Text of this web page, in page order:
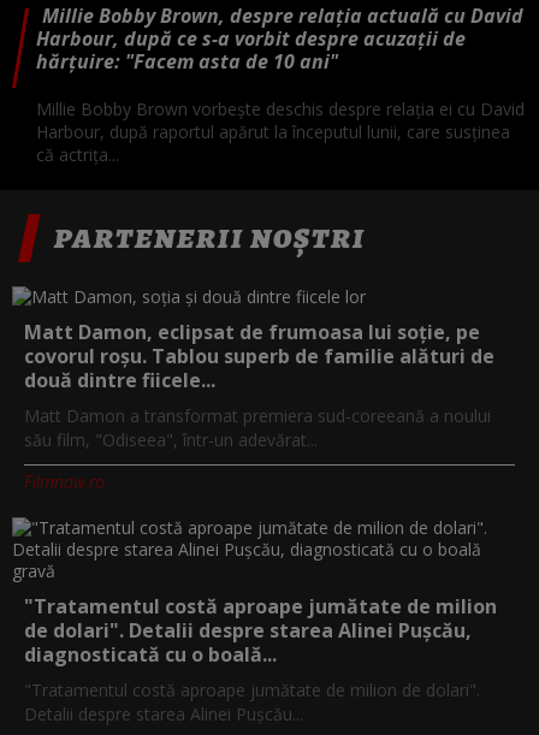
Millie Bobby Brown, despre relația actuală cu David
Harbour, după ce s-a vorbit despre acuzații de
hărțuire: "Facem asta de 10 ani"
Millie Bobby Brown vorbește deschis despre relația ei cu David
Harbour, după raportul apărut la începutul lunii, care susținea
că actrița...
PARTENERII NOȘTRI
Matt Damon, eclipsat de frumoasa lui soție, pe
covorul roșu. Tablou superb de familie alături de
două dintre fiicele...
Matt Damon a transformat premiera sud-coreeană a noului
său film, "Odiseea", într-un adevărat...
Filmnow.ro
"Tratamentul costă aproape jumătate de milion
de dolari". Detalii despre starea Alinei Pușcău,
diagnosticată cu o boală...
"Tratamentul costă aproape jumătate de milion de dolari".
Detalii despre starea Alinei Pușcău...